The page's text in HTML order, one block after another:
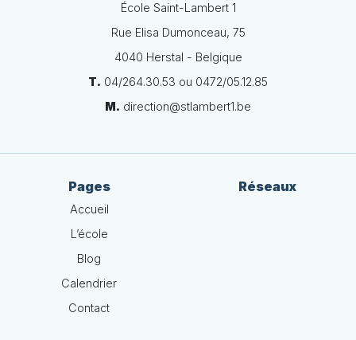
École Saint-Lambert 1
Rue Elisa Dumonceau, 75
4040 Herstal - Belgique
T. 04/264.30.53 ou 0472/05.12.85
M. direction@stlambert1.be
Pages
Accueil
L’école
Blog
Calendrier
Contact
Réseaux